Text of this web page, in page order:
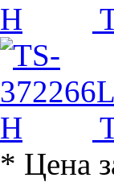
* Цена